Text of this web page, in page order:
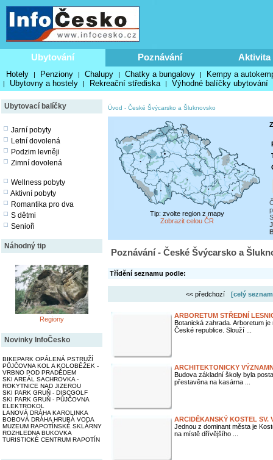
Ubytování Poznávání Aktivita
Hotely | Penziony | Chalupy | Chatky a bungalovy | Kempy a
| Ubytovny a hostely | Rekreační střediska | Výhodné balíčky ubytování
Ubytovací balíčky
Jarní pobyty
Letní dovolená
Podzim levněji
Zimní dovolená
Wellness pobyty
Aktivní pobyty
Romantika pro dva
S dětmi
Senioři
Náhodný tip
Regiony
Novinky InfoČesko
BIKEPARK OPÁLENÁ PSTRUŽÍ
PŮJČOVNA KOL A KOLOBĚŽEK -
VRBNO POD PRADĚDEM
SKI AREÁL SACHROVKA -
ROKYTNICE NAD JIZEROU
SKI PARK GRUŇ - DISCGOLF
SKI PARK GRUŇ - PŮJČOVNA
ELEKTROKOL
LANOVÁ DRÁHA KAROLINKA
BOBOVÁ DRÁHA HRUBÁ VODA
MUZEUM RAPOTÍNSKÉ SKLÁRNY
ROZHLEDNA BUKOVKA
TURISTICKÉ CENTRUM RAPOTÍN
Úvod - České Švýcarsko a Šluknovsko
Tip: zvolte region z mapy
Zobrazit celou ČR
Poznávání - České Švýcarsko a
Třídění seznamu podle:
<< předchozí [celý
ARBORETUM STŘEDNÍ
Botanická zahrada. Arboretum
České republice. Slouží ...
ARCHITEKTONICKY
Budova základní školy byla
přestavěna na kasárna ...
ARCIDĚKANSKÝ KOSTEL SV.
Jednou z dominant města je
na místě dřívějšího ...